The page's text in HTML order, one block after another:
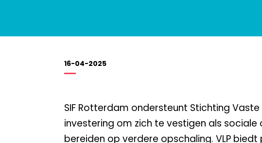
16-04-2025
SIF Rotterdam ondersteunt Stichting Vaste
investering om zich te vestigen als
bereiden op verdere opschaling. VLP